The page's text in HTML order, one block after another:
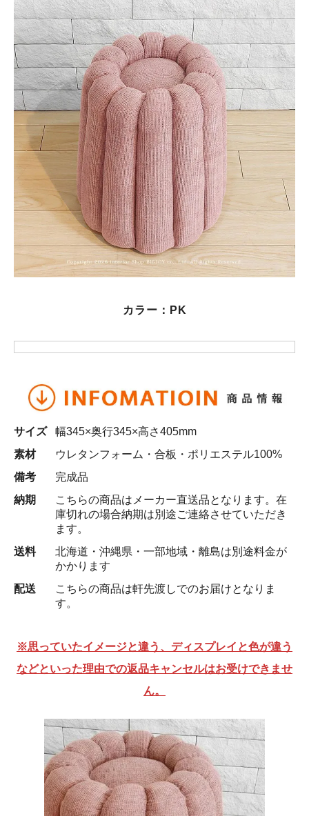
カラー：PK
サイズ
幅345×奥行345×高さ405mm
素材
ウレタンフォーム・合板・ポリエステル100%
備考
完成品
納期
こちらの商品はメーカー直送品となります。在
庫切れの場合納期は別途ご連絡させていただき
ます。
送料
北海道・沖縄県・一部地域・離島は別途料金が
かかります
配送
こちらの商品は軒先渡しでのお届けとなりま
す。
※思っていたイメージと違う、ディスプレイと色が違う
などといった理由での返品キャンセルはお受けできませ
ん。